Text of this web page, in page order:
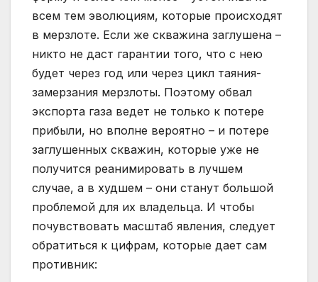
всем тем эволюциям, которые происходят
в мерзлоте. Если же скважина заглушена –
никто не даст гарантии того, что с нею
будет через год или через цикл таяния-
замерзания мерзлоты. Поэтому обвал
экспорта газа ведет не только к потере
прибыли, но вполне вероятно – и потере
заглушенных скважин, которые уже не
получится реанимировать в лучшем
случае, а в худшем – они станут большой
проблемой для их владельца. И чтобы
почувствовать масштаб явления, следует
обратиться к цифрам, которые дает сам
противник: